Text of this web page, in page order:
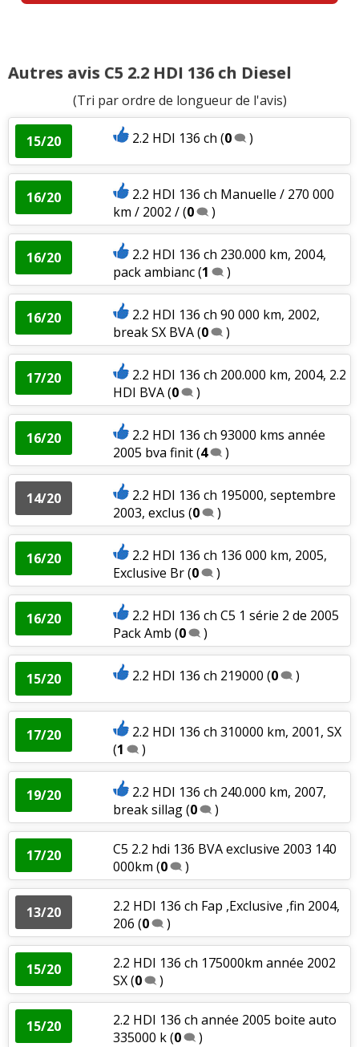
Autres avis C5 2.2 HDI 136 ch Diesel
(Tri par ordre de longueur de l'avis)
15/20 2.2 HDI 136 ch (0 )
16/20
2.2 HDI 136 ch Manuelle / 270 000
km / 2002 /(0 )
16/20
2.2 HDI 136 ch 230.000 km, 2004,
pack ambianc(1 )
16/20
2.2 HDI 136 ch 90 000 km, 2002,
break SX BVA(0 )
17/20
2.2 HDI 136 ch 200.000 km, 2004, 2.2
HDI BVA(0 )
16/20
2.2 HDI 136 ch 93000 kms année
2005 bva finit(4 )
14/20
2.2 HDI 136 ch 195000, septembre
2003, exclus (0 )
16/20
2.2 HDI 136 ch 136 000 km, 2005,
Exclusive Br(0 )
16/20
2.2 HDI 136 ch C5 1 série 2 de 2005
Pack Amb (0 )
15/20 2.2 HDI 136 ch 219000 (0 )
17/20
2.2 HDI 136 ch 310000 km, 2001, SX
(1 )
19/20
2.2 HDI 136 ch 240.000 km, 2007,
break sillag(0 )
17/20
C5 2.2 hdi 136 BVA exclusive 2003 140
000km (0 )
13/20
2.2 HDI 136 ch Fap ,Exclusive ,fin 2004,
206 (0 )
15/20
2.2 HDI 136 ch 175000km année 2002
SX(0 )
15/20
2.2 HDI 136 ch année 2005 boite auto
335000 k(0 )